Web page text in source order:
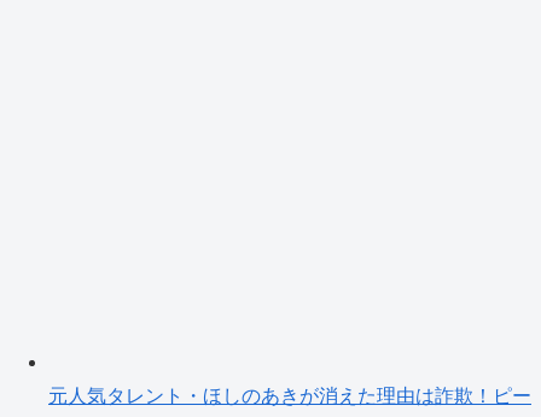
元人気タレント・ほしのあきが消えた理由は詐欺！ピー